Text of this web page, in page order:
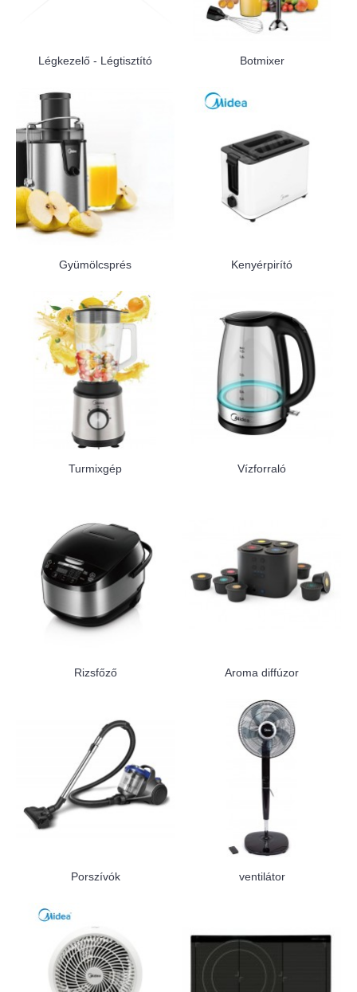
Légkezelő - Légtisztító Botmixer
Gyümölcsprés Kenyérpirító
Turmixgép Vízforraló
Rizsfőző Aroma diffúzor
Porszívók ventilátor